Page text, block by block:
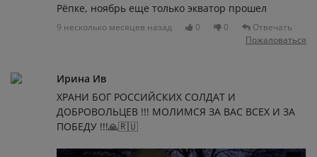
Рёпке, ноябрь еще только экватор прошел
9 несколько месяцев назад 0 0
Отвечать
Пожаловаться
Ирина Ив
ХРАНИ БОГ РОССИЙСКИХ СОЛДАТ И
ДОБРОВОЛЬЦЕВ !!! МОЛИМСЯ ЗА ВАС ВСЕХ И ЗА
ПОБЕДУ !!!🙏🇷🇺